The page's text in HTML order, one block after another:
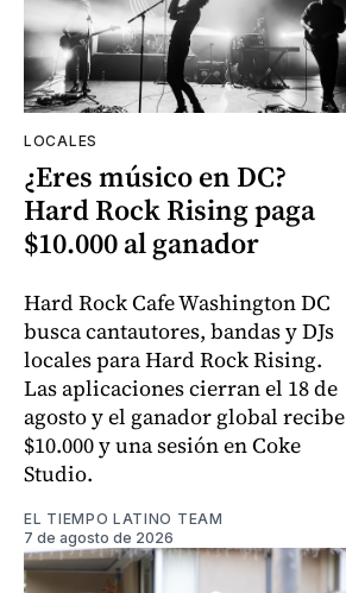
LOCALES
¿Eres músico en DC?
Hard Rock Rising paga
$10.000 al ganador
Hard Rock Cafe Washington DC
busca cantautores, bandas y DJs
locales para Hard Rock Rising.
Las aplicaciones cierran el 18 de
agosto y el ganador global recibe
$10.000 y una sesión en Coke
Studio.
EL TIEMPO LATINO TEAM
7 de agosto de 2026